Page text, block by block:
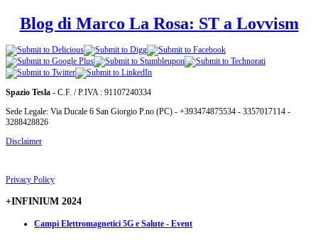
Blog di Marco La Rosa: ST a Lovvism
Spazio Tesla - C.F. / P.IVA : 91107240334
Sede Legale: Via Ducale 6 San Giorgio P.no (PC) - +393474875534 - 3357017114 -
3288428826
Disclaimer
Privacy Policy
+INFINIUM 2024
Campi Elettromagnetici 5G e Salute - Event